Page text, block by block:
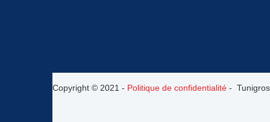
Copyright © 2021 - Politique de confidentialité -